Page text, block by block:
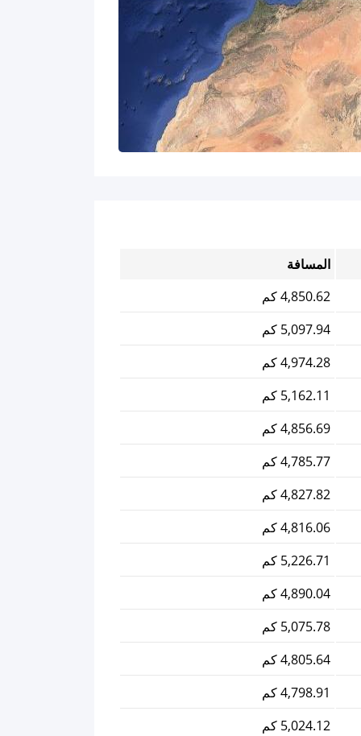
المسافة
4,850.62 كم
5,097.94 كم
4,974.28 كم
5,162.11 كم
4,856.69 كم
4,785.77 كم
4,827.82 كم
4,816.06 كم
5,226.71 كم
4,890.04 كم
5,075.78 كم
4,805.64 كم
4,798.91 كم
5,024.12 كم